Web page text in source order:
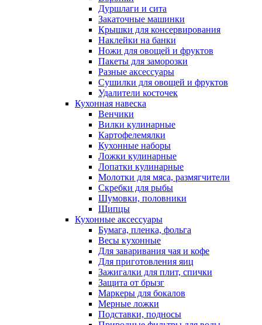
Дуршлаги и сита
Закаточные машинки
Крышки для консервирования
Наклейки на банки
Ножи для овощей и фруктов
Пакеты для заморозки
Разные аксессуары
Сушилки для овощей и фруктов
Удалители косточек
Кухонная навеска
Венчики
Вилки кулинарные
Картофелемялки
Кухонные наборы
Ложки кулинарные
Лопатки кулинарные
Молотки для мяса, размягчители
Скребки для рыбы
Шумовки, половники
Щипцы
Кухонные аксессуары
Бумага, пленка, фольга
Весы кухонные
Для заваривания чая и кофе
Для приготовления яиц
Зажигалки для плит, спички
Защита от брызг
Маркеры для бокалов
Мерные ложки
Подставки, подносы